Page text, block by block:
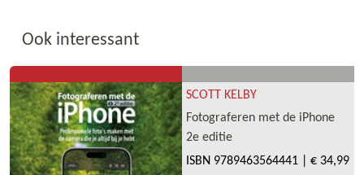
Ook interessant
SCOTT KELBY
Fotograferen met de iPhone
2e editie
ISBN 9789463564441 € 34,99